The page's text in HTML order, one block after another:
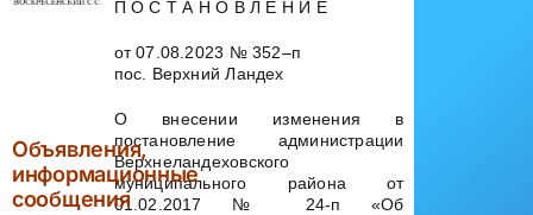
П О С Т А Н О В Л Е Н И Е
от 07.08.2023 № 352–п
пос. Верхний Ландех
О внесении изменения в
постановление администрации
Верхнеландеховского
муниципального района от
01.02.2017 № 24-п «Об
Объявления,
информационные
сообщения